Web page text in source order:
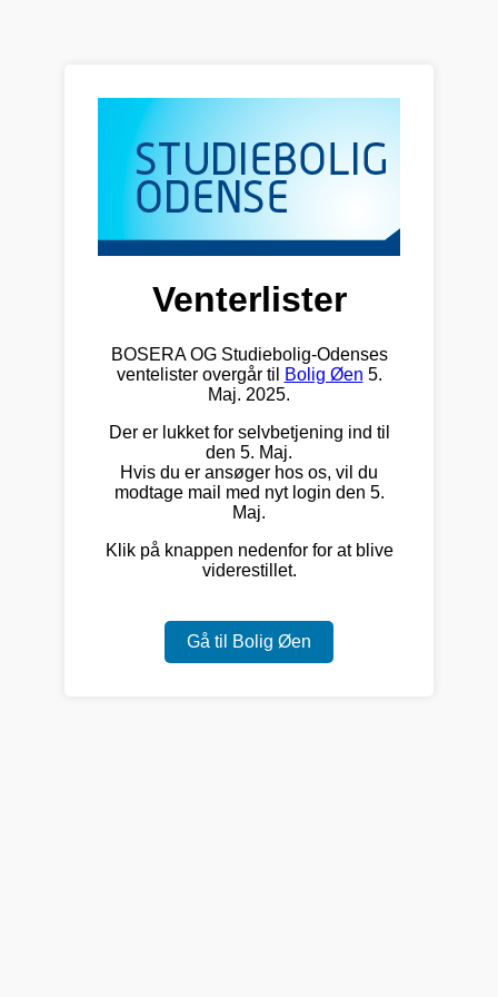
Venterlister
BOSERA OG Studiebolig-Odenses
ventelister overgår til
Bolig Øen 5.
Maj. 2025.
Der er lukket for selvbetjening ind til
den 5. Maj.
Hvis du er ansøger hos os, vil du
modtage mail med nyt login den 5.
Maj.
Klik på knappen nedenfor for at blive
viderestillet.
Gå til Bolig Øen